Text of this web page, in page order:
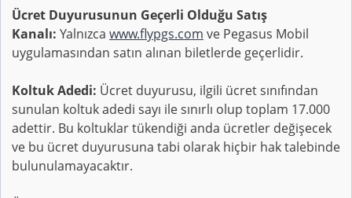
Ücret Duyurusunun Geçerli Olduğu Satış
Kanalı: Yalnızca www.flypgs.com ve Pegasus Mobil
uygulamasından satın alınan biletlerde geçerlidir.
Koltuk Adedi: Ücret duyurusu, ilgili ücret sınıfından
sunulan koltuk adedi sayı ile sınırlı olup toplam 17.000
adettir. Bu koltuklar tükendiği anda ücretler değişecek
ve bu ücret duyurusuna tabi olarak hiçbir hak talebinde
bulunulamayacaktır.